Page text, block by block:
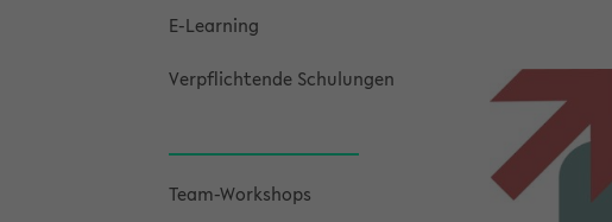
E-​Learning
Ver­pflich­ten­de Schu­lun­gen
Team-​Workshops